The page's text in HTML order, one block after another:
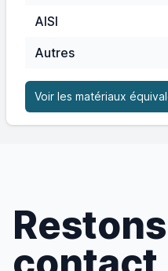
AISI
Autres
Voir les matériaux